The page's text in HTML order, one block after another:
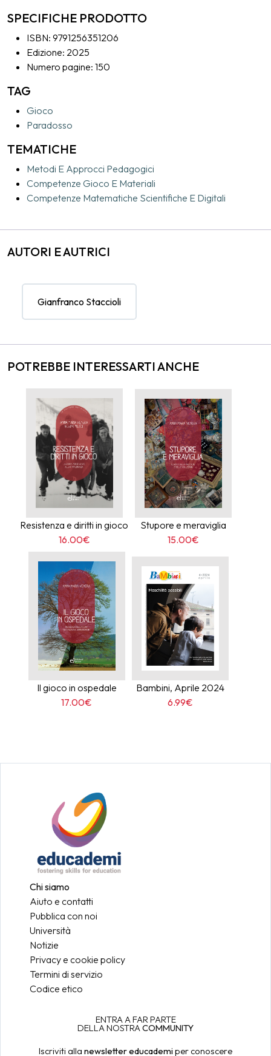
aprendo anche finestre impreviste: occasioni per stimolare
uno sguardo nuovo e profondo sull’idea del gioco e del
giocare.
SPECIFICHE PRODOTTO
ISBN: 9791256351206
Edizione: 2025
Numero pagine: 150
TAG
Gioco
Paradosso
TEMATICHE
Metodi E Approcci Pedagogici
Competenze Gioco E Materiali
Competenze Matematiche Scientifiche E Digitali
AUTORI E AUTRICI
Gianfranco Staccioli
POTREBBE INTERESSARTI ANCHE
Resistenza e diritti in gioco
16.00€
Stupore e meraviglia
15.00€
Il gioco in ospedale
17.00€
Bambini, Aprile 2024
6.99€
Chi siamo
Aiuto e contatti
Pubblica con noi
Università
Notizie
Privacy e cookie policy
Termini di servizio
Codice etico
ENTRA A FAR PARTE
DELLA NOSTRACOMMUNITY
Iscriviti alla newsletter educademiper conoscere